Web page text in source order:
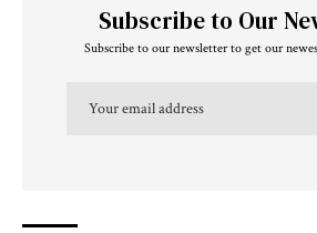
Subscribe to Our
Subscribe to our newsletter to get our